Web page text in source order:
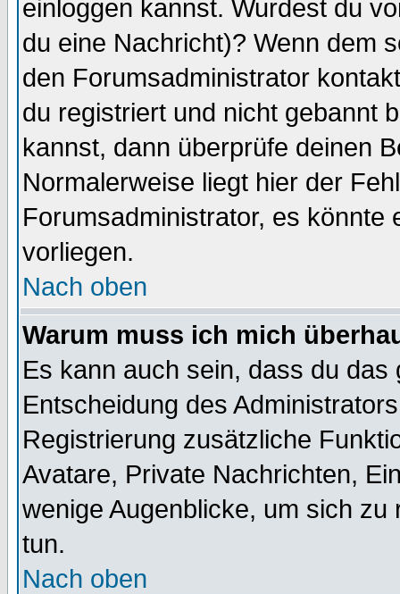
einloggen kannst. Wurdest du
du eine Nachricht)? Wenn dem
den Forumsadministrator
du registriert und nicht gebannt
kannst, dann überprüfe deinen
Normalerweise liegt hier der
Forumsadministrator, es könnte
vorliegen.
Nach oben
Warum muss ich mich
Es kann auch sein, dass du
Entscheidung des
Registrierung zusätzliche
Avatare, Private Nachrichten,
wenige Augenblicke, um sich
tun.
Nach oben